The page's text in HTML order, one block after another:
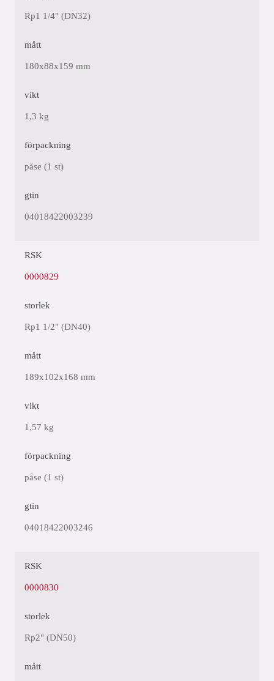
Rp1 1/4" (DN32)
mått
180x88x159 mm
vikt
1,3 kg
förpackning
påse (1 st)
gtin
04018422003239
RSK
0000829
storlek
Rp1 1/2" (DN40)
mått
189x102x168 mm
vikt
1,57 kg
förpackning
påse (1 st)
gtin
04018422003246
RSK
0000830
storlek
Rp2" (DN50)
mått